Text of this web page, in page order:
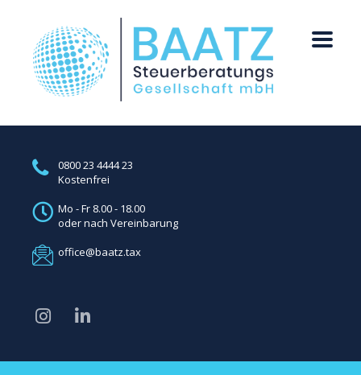
0800 23 4444 23
Kostenfrei
Mo - Fr 8.00 - 18.00
oder nach Vereinbarung
office@baatz.tax